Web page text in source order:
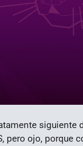
siguiente
pero ojo,